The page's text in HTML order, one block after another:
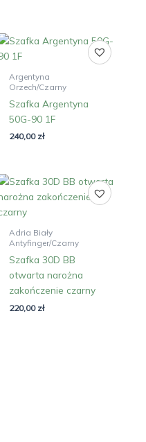
Argentyna
Orzech/Czarny
Szafka Argentyna
50G-90 1F
240,00 zł
Adria Biały
Antyfinger/Czarny
Szafka 30D BB
otwarta narożna
zakończenie czarny
220,00 zł